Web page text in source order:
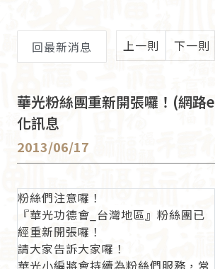
回最新消息 上一則 下一則
華光粉絲團重新開張囉！(網路e
化訊息
2013/06/17
粉絲們注意囉！
『華光功德會_台灣地區』粉絲團已
經重新開張囉！
請大家告訴大家囉！